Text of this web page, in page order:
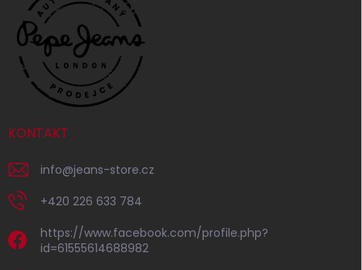
KONTAKT
info@jeans-store.cz
+420 226 633 784
https://www.facebook.com/profile.php?
id=61555614688982